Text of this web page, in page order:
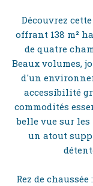
Découvrez
offrant 138 m²
de quatre
Beaux volumes,
d'un
accessibilité
commodités
belle vue sur
un atout
Rez de